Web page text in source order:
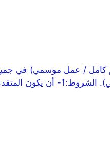
كامل / عمل موسمي) في
الوطنية، برواتب ومزايا تنافسية، وذلك وفقاً للتفاصيل الموضحة أدناه.